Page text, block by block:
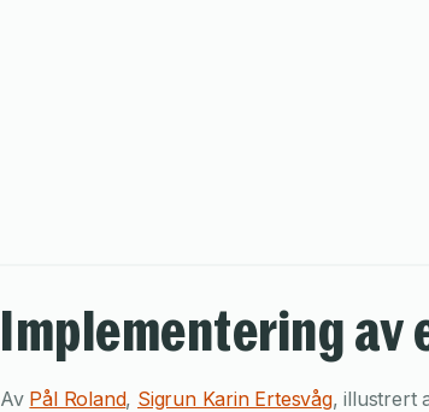
Implementering av
Av Pål Roland, Sigrun Karin Ertesvåg,illustrert